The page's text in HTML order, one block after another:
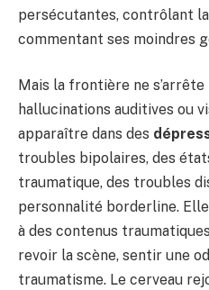
persécutantes, contrôlant
commentant ses moindres
Mais la frontière ne s’arrête
hallucinations auditives ou
apparaître dans des
troubles bipolaires, des
traumatique, des troubles
personnalité borderline.
à des contenus
revoir la scène, sentir une
traumatisme. Le cerveau